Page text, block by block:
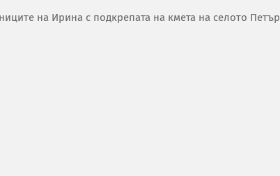
на Ирина с подкрепата на кмета на селото Петър